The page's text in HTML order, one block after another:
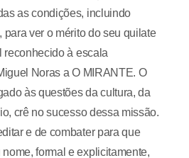
as condições, incluindo
ver o mérito do seu quilate
reconhecido à escala
Noras a O MIRANTE. O
às questões da cultura, da
crê no sucesso dessa missão.
e de combater para que
formal e explicitamente,